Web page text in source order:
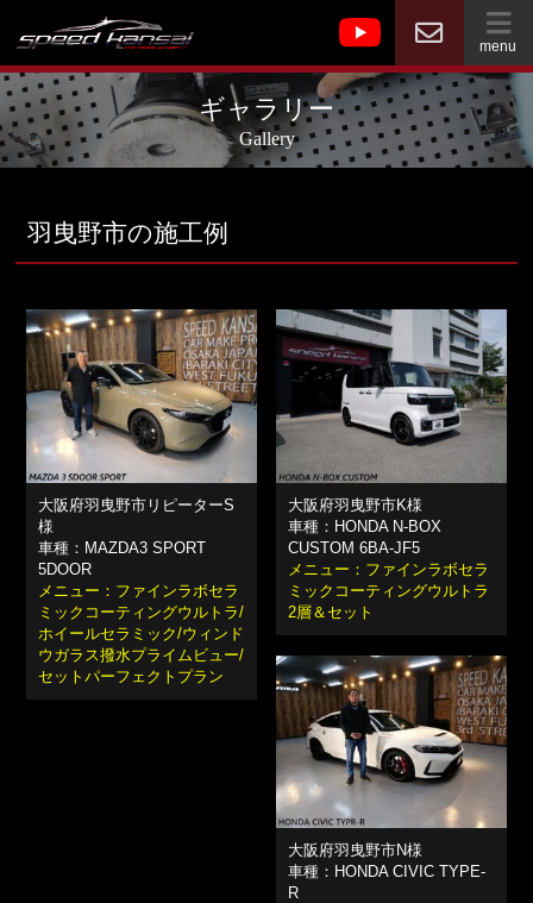
menu
ギャラリー
Gallery
羽曳野市の施工例
大阪府羽曳野市リピーターS
様
車種：MAZDA3 SPORT
5DOOR
メニュー：ファインラボセラ
ミックコーティングウルトラ/
ホイールセラミック/ウィンド
ウガラス撥水プライムビュー/
セットパーフェクトプラン
大阪府羽曳野市K様
車種：HONDA N-BOX
CUSTOM 6BA-JF5
メニュー：ファインラボセラ
ミックコーティングウルトラ
2層＆セット
大阪府羽曳野市N様
車種：HONDA CIVIC TYPE-
R